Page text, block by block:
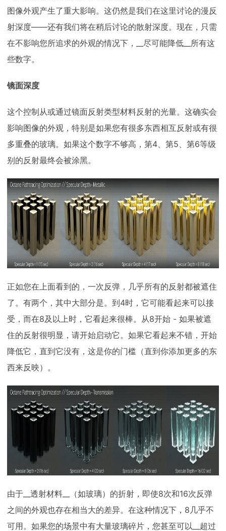
图像外观产生了重大影响。这仍然是我们在这里讨论的漫反
射深度——还有我们将在稍后讨论的散射深度。现在，只需
在不影响您所追求的外观的情况下，__尽可能降低__所有这
些数字。
镜面深度
这个控制从或通过镜面反射类型材料反射的光量。这确实会
影响图像的外观，特别是如果您有很多东西相互反射或有很
多重叠的玻璃。如果这个数字不够高，第4、第5、第6等级
别的反射最终会被涂黑。
正如您在上面看到的，一次反弹，几乎所有的反射都被遮住
了。有两个，其中大部分是。到4时，它可能看起来可以接
受，而在8及以上时，它看起来很棒。从8开始 - 如果被遮
住的反射很明显，请开始启动它。如果它看起来不错，开始
降低它，直到它没有，这是你的门槛（直到你添加更多的东
西来反映）。
由于__透射材料__（如玻璃）的折射，即使8次和16次反弹
之间的外观也存在相当大的差异。在这种情况下，8几乎不
可用。如果您的场景中有大量玻璃碎片，您甚至可以__超过